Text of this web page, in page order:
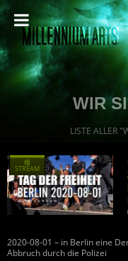
WIR
LISTE ALLER
2020-08-01 – in Berlin eine
Abbruch durch die Polizei
種
STREAM